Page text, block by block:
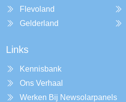
Flevoland
Gelderland
Links
Kennisbank
Ons Verhaal
Werken Bij Newsolarpanels